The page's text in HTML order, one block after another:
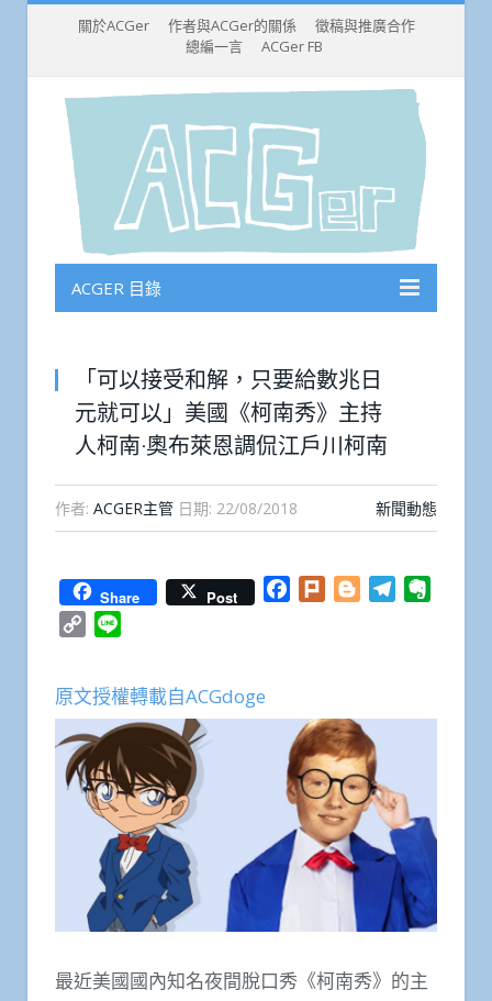
關於ACGer 作者與ACGer的關係
徵稿與推廣合作
總編一言
ACGer FB
ACGER 目錄
「可以接受和解，只要給數兆日
元就可以」美國《柯南秀》主持
人柯南·奧布萊恩調侃江戶川柯南
作者: ACGER主管 日期: 22/08/2018 新聞動態
Share Post Facebook
Plurk BloggerTelegram
Copy
原文授權轉載自ACGdoge
最近美國國內知名夜間脫口秀《柯南秀》的主